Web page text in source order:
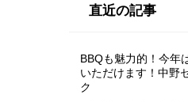
直近の記事
BBQも魅力的！今年
いただけます！中野
ク